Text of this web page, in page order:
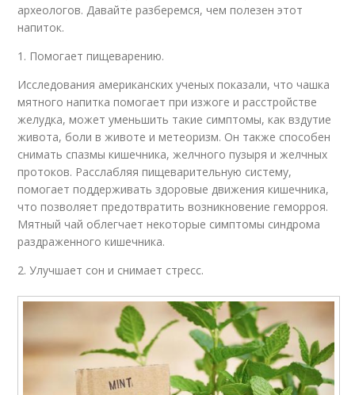
археологов. Давайте разберемся, чем полезен этот
напиток.
1. Помогает пищеварению.
Исследования американских ученых показали, что чашка
мятного напитка помогает при изжоге и расстройстве
желудка, может уменьшить такие симптомы, как вздутие
живота, боли в животе и метеоризм. Он также способен
снимать спазмы кишечника, желчного пузыря и желчных
протоков. Расслабляя пищеварительную систему,
помогает поддерживать здоровые движения кишечника,
что позволяет предотвратить возникновение геморроя.
Мятный чай облегчает некоторые симптомы синдрома
раздраженного кишечника.
2. Улучшает сон и снимает стресс.